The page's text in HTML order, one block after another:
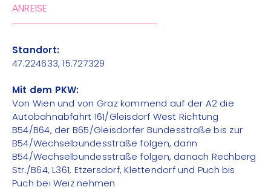
ANREISE
Standort:
47.224633, 15.727329
Mit dem PKW:
Von Wien und von Graz kommend auf der A2 die
Autobahnabfahrt 161/Gleisdorf West Richtung
B54/B64, der B65/Gleisdorfer Bundesstraße bis zur
B54/Wechselbundesstraße folgen, dann
B54/Wechselbundesstraße folgen, danach Rechberg
Str./B64, L361, Etzersdorf, Klettendorf und Puch bis
Puch bei Weiz nehmen